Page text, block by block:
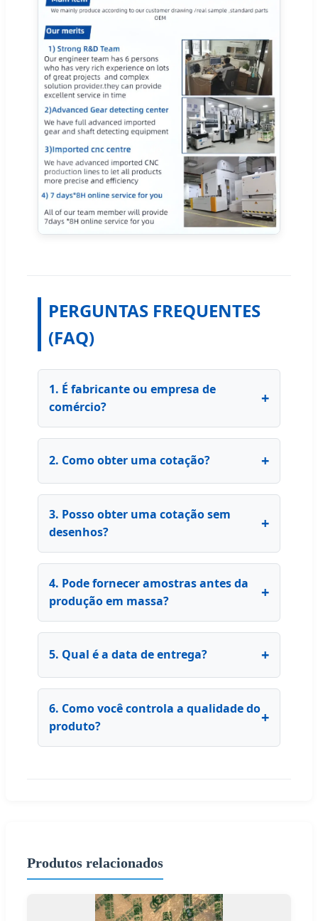
PERGUNTAS FREQUENTES
(FAQ)
1. É fabricante ou empresa de
comércio?
2. Como obter uma cotação?
3. Posso obter uma cotação sem
desenhos?
4. Pode fornecer amostras antes da
produção em massa?
5. Qual é a data de entrega?
6. Como você controla a qualidade do
produto?
Produtos relacionados